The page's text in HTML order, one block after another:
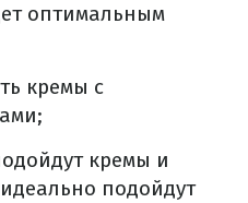
оптимальным
кремы с
кремы и
подойдут